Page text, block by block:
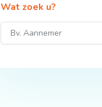
Wat zoek u?